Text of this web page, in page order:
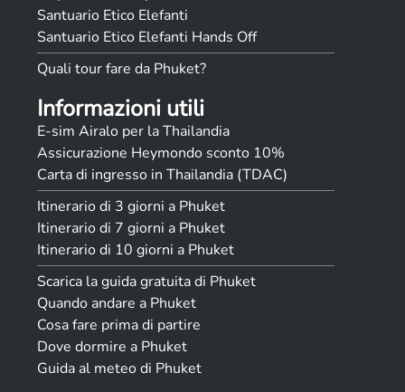
Santuario Etico Elefanti
Santuario Etico Elefanti Hands Off
Quali tour fare da Phuket?
Informazioni utili
E-sim Airalo per la Thailandia
Assicurazione Heymondo sconto 10%
Carta di ingresso in Thailandia (TDAC)
Itinerario di 3 giorni a Phuket
Itinerario di 7 giorni a Phuket
Itinerario di 10 giorni a Phuket
Scarica la guida gratuita di Phuket
Quando andare a Phuket
Cosa fare prima di partire
Dove dormire a Phuket
Guida al meteo di Phuket